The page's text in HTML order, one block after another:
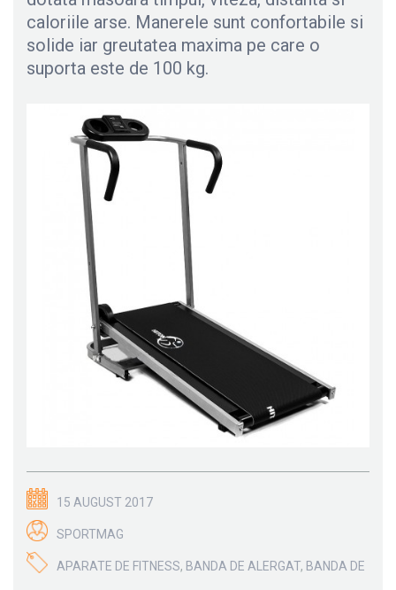
caloriile arse. Manerele sunt confortabile si
solide iar greutatea maxima pe care o
suporta este de 100 kg.
15 AUGUST 2017
SPORTMAG
APARATE DE FITNESS, BANDA DE ALERGAT, BANDA DE